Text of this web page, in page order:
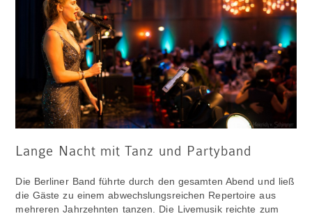
Lange Nacht mit Tanz und Partyband
Die Berliner Band führte durch den gesamten Abend und ließ
die Gäste zu einem abwechslungsreichen Repertoire aus
mehreren Jahrzehnten tanzen. Die Livemusik reichte zum